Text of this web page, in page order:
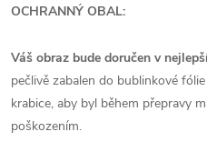
OCHRANNÝ OBAL:
Váš obraz bude doručen v
pečlivě zabalen do bublinkové
krabice, aby byl během přepravy
poškozením.